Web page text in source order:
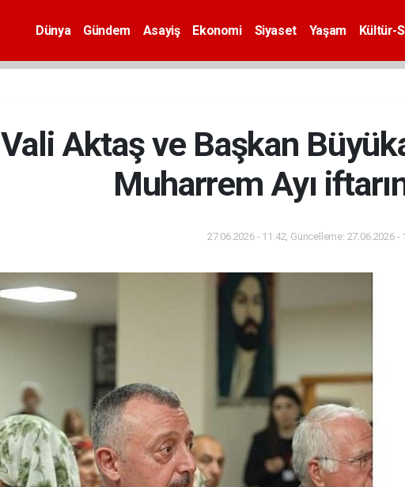
Dünya Gündem Asayiş Ekonomi Siyaset Yaşam Kültür-
Vali Aktaş ve Başkan
Muharrem Ayı
27.06.2026 - 11:42, Güncelleme: 27.06.2026 -